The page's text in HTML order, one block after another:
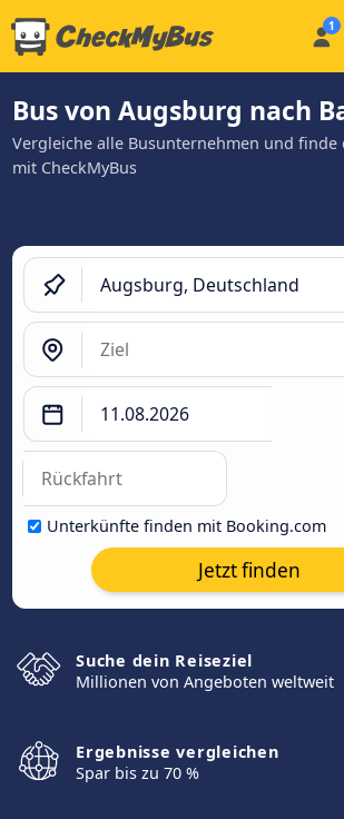
Bus von Augsburg nach
Vergleiche alle Busunternehmen und finde
mit CheckMyBus
Unterkünfte finden mit Booking.com
Jetzt finden
Suche dein Reiseziel
Millionen von Angeboten weltweit
Ergebnisse vergleichen
Spar bis zu 70 %